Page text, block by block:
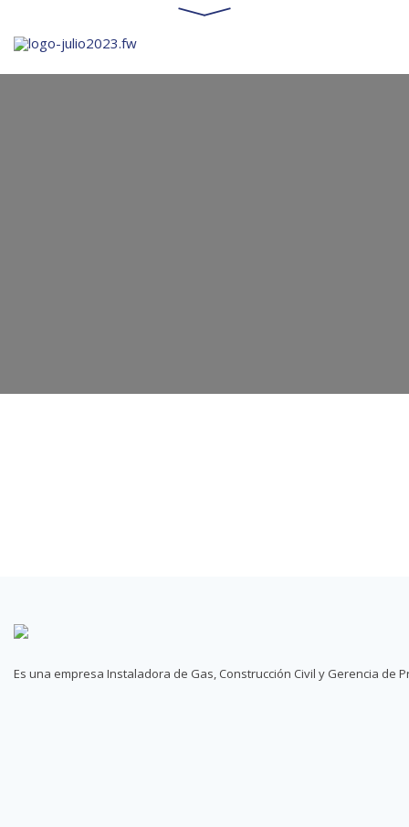
Es una empresa Instaladora de Gas, Construcción Civil y Gerencia de